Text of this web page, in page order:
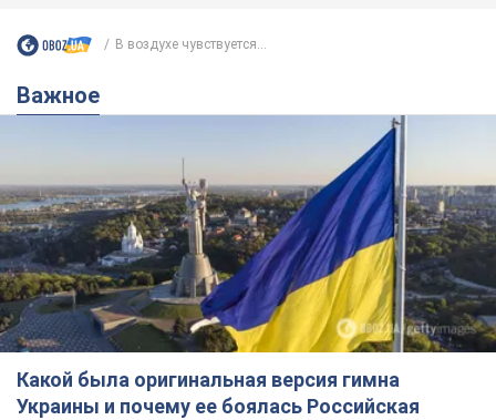
В воздухе чувствуется...
Важное
Какой была оригинальная версия гимна
Украины и почему ее боялась Российская